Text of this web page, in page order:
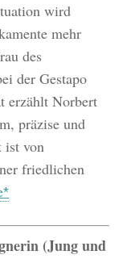
wird
mehr
des
der Gestapo
erzählt Norbert
präzise und
ist von
friedlichen
(Jung und